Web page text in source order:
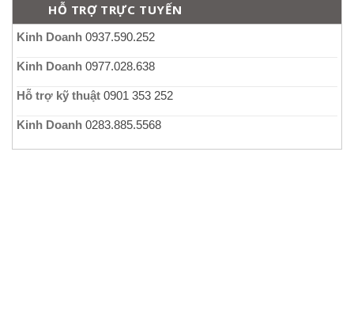
HỖ TRỢ TRỰC TUYẾN
Kinh Doanh 0937.590.252
Kinh Doanh 0977.028.638
Hỗ trợ kỹ thuật 0901 353 252
Kinh Doanh 0283.885.5568